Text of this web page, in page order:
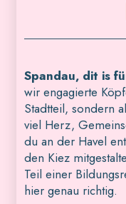
Spandau, dit is
wir engagierte
Stadtteil, sondern
viel Herz,
du an der Havel
den Kiez
Teil einer
hier genau richtig.